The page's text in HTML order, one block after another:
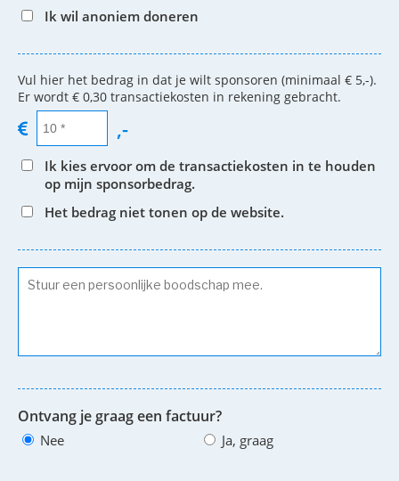
Ik wil anoniem doneren
Vul hier het bedrag in dat je wilt sponsoren (minimaal € 5,-).
Er wordt € 0,30 transactiekosten in rekening gebracht.
,-
Ik kies ervoor om de transactiekosten in te houden
op mijn sponsorbedrag.
Het bedrag niet tonen op de website.
Ontvang je graag een factuur?
Nee Ja, graag